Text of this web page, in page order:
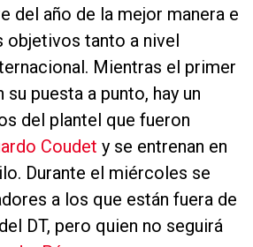
del año de la mejor manera e
tanto a nivel
Mientras el primer
puesta a punto, hay un
del plantel que fueron
Coudet y se entrenan en
Durante el miércoles se
a los que están fuera de
DT, pero quien no seguirá